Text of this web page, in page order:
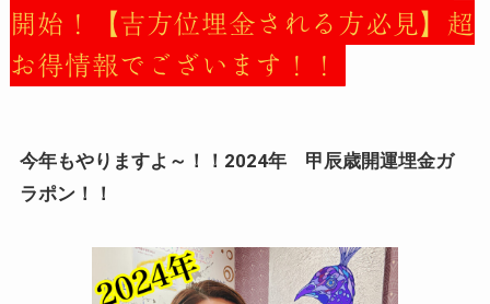
開始！【吉方位埋金される方必見】超
お得情報でございます！！
今年もやりますよ～！！2024年 甲辰歳開運埋金ガ
ラポン！！